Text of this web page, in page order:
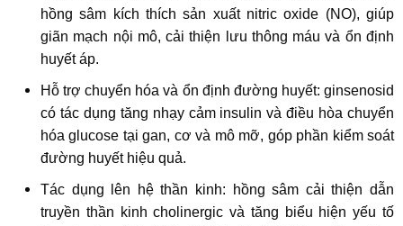
hồng sâm kích thích sản xuất nitric oxide (NO), giúp
giãn mạch nội mô, cải thiện lưu thông máu và ổn định
huyết áp.
Hỗ trợ chuyển hóa và ổn định đường huyết: ginsenosid
có tác dụng tăng nhạy cảm insulin và điều hòa chuyển
hóa glucose tại gan, cơ và mô mỡ, góp phần kiểm soát
đường huyết hiệu quả.
Tác dụng lên hệ thần kinh: hồng sâm cải thiện dẫn
truyền thần kinh cholinergic và tăng biểu hiện yếu tố